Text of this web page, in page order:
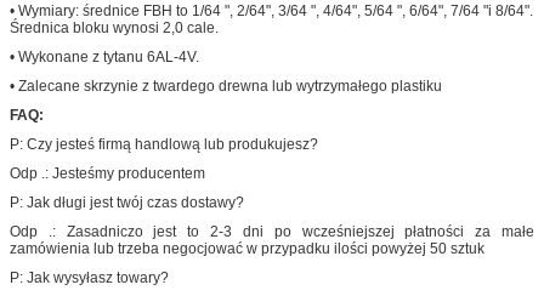
• Wymiary: średnice FBH to 1/64 ", 2/64", 3/64 ", 4/64", 5/64 ", 6/64", 7/64 "i 8/64".
Średnica bloku wynosi 2,0 cale.
• Wykonane z tytanu 6AL-4V.
• Zalecane skrzynie z twardego drewna lub wytrzymałego plastiku
FAQ:
P: Czy jesteś firmą handlową lub produkujesz?
Odp .: Jesteśmy producentem
P: Jak długi jest twój czas dostawy?
Odp .: Zasadniczo jest to 2-3 dni po wcześniejszej płatności za małe
zamówienia lub trzeba negocjować w przypadku ilości powyżej 50 sztuk
P: Jak wysyłasz towary?